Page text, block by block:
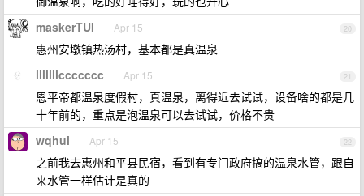
20
maskerTUI Apr 15
惠州安墩镇热汤村，基本都是真温泉
21
lllllllccccccc Apr 15
恩平帝都温泉度假村，真温泉，离得近去试试，设备啥的都是几
十年前的，重点是泡温泉可以去试试，价格不贵
22
wqhui Apr 15
之前我去惠州和平县民宿，看到有专门政府搞的温泉水管，跟自
来水管一样估计是真的